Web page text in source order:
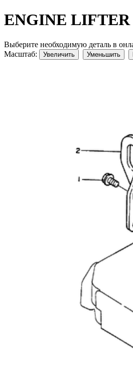
ENGINE LIFTER
Выберите необходимую деталь в
Масштаб:
Увеличить Уменьшить